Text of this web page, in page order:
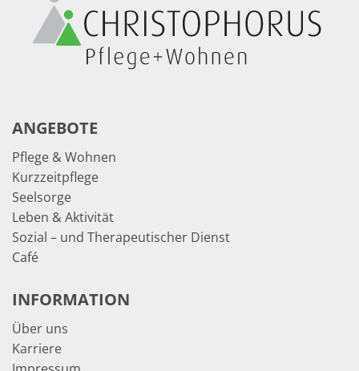
ANGEBOTE
Pflege & Wohnen
Kurzzeitpflege
Seelsorge
Leben & Aktivität
Sozial – und Therapeutischer Dienst
Café
INFORMATION
Über uns
Karriere